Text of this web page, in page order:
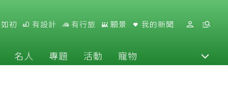
初 有設計 有行旅 願景 我的新聞
名人 專題 活動 寵物